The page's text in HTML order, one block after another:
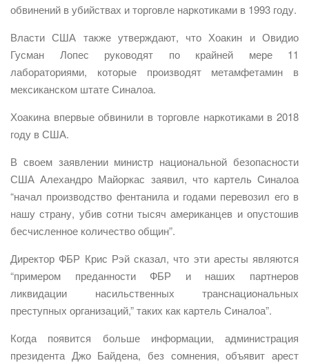
обвинений в убийствах и торговле наркотиками в 1993 году.
Власти США также утверждают, что Хоакин и Овидио
Гусман Лопес руководят по крайней мере 11
лабораториями, которые производят метамфетамин в
мексиканском штате Синалоа.
Хоакина впервые обвинили в торговле наркотиками в 2018
году в США.
В своем заявлении министр национальной безопасности
США Алехандро Майоркас заявил, что картель Синалоа
“начал производство фентанила и годами перевозил его в
нашу страну, убив сотни тысяч американцев и опустошив
бесчисленное количество общин”.
Директор ФБР Крис Рэй сказал, что эти аресты являются
“примером преданности ФБР и наших партнеров
ликвидации насильственных транснациональных
преступных организаций,” таких как картель Синалоа”.
Когда появится больше информации, администрация
президента Джо Байдена, без сомнения, объявит арест